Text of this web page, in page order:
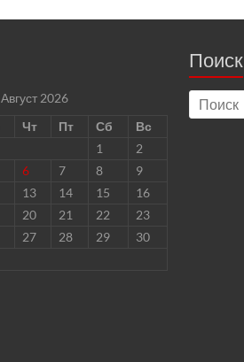
Август 2026
Чт Пт Сб
Вс
1
2
6 7 8
9
13 14 15
16
20 21 22
23
27 28 29
30
Поиск